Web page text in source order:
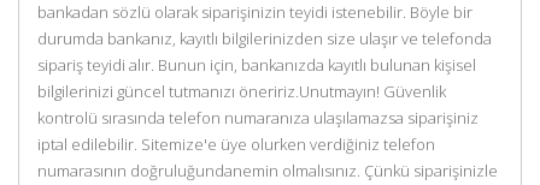
bankadan sözlü olarak siparişinizin teyidi istenebilir. Böyle bir
durumda bankanız, kayıtlı bilgilerinizden size ulaşır ve telefonda
sipariş teyidi alır. Bunun için, bankanızda kayıtlı bulunan kişisel
bilgilerinizi güncel tutmanızı öneririz.Unutmayın! Güvenlik
kontrolü sırasında telefon numaranıza ulaşılamazsa siparişiniz
iptal edilebilir. Sitemize'e üye olurken verdiğiniz telefon
numarasının doğruluğundanemin olmalısınız. Çünkü siparişinizle